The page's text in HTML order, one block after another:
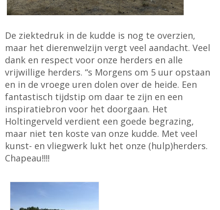
De ziektedruk in de kudde is nog te overzien,
maar het dierenwelzijn vergt veel aandacht. Veel
dank en respect voor onze herders en alle
vrijwillige herders. “s Morgens om 5 uur opstaan
en in de vroege uren dolen over de heide. Een
fantastisch tijdstip om daar te zijn en een
inspiratiebron voor het doorgaan. Het
Holtingerveld verdient een goede begrazing,
maar niet ten koste van onze kudde. Met veel
kunst- en vliegwerk lukt het onze (hulp)herders.
Chapeau!!!!